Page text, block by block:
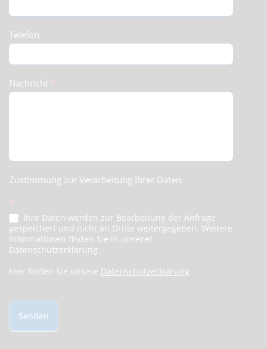
Telefon
Nachricht *
Zustimmung zur Verarbeitung Ihrer Daten
*
Ihre Daten werden zur Bearbeitung der Anfrage
gespeichert und nicht an Dritte weitergegeben. Weitere
Informationen finden Sie in unserer
Datenschutzerklärung.
Hier finden Sie unsere Datenschutzerklärung
Senden